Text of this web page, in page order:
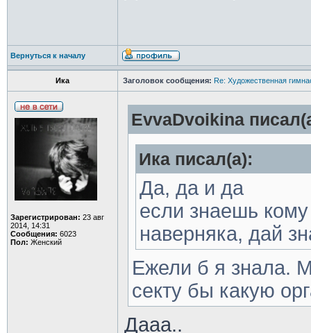
Вернуться к началу
Ика Заголовок сообщения: Re: Художественная
Зарегистрирован: 23 авг
2014, 14:31
Сообщения: 6023
Пол: Женский
EvvaDvoikina
Ика писал(а):
Да, да и да
если знаешь
наверняка, дай
Ежели б я знала.
секту бы какую
Дааа..